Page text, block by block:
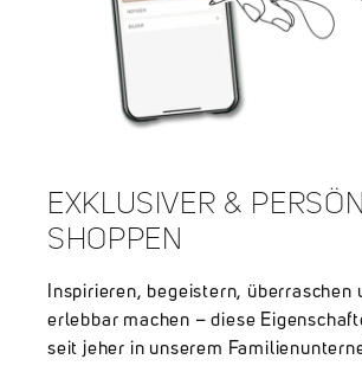
EXKLUSIVER &
SHOPPEN
Inspirieren, begeistern, überraschen
erlebbar machen – diese
seit jeher in unserem